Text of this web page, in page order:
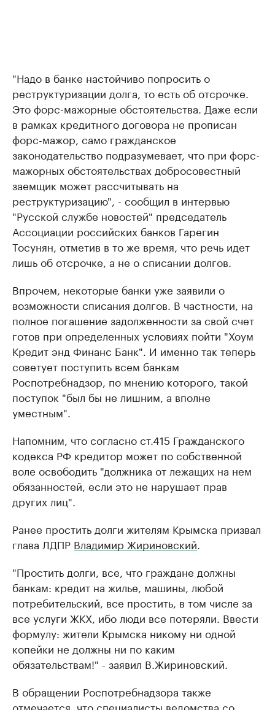
"Надо в банке настойчиво попросить о
реструктуризации долга, то есть об отсрочке.
Это форс-мажорные обстоятельства. Даже если
в рамках кредитного договора не прописан
форс-мажор, само гражданское
законодательство подразумевает, что при форс-
мажорных обстоятельствах добросовестный
заемщик может рассчитывать на
реструктуризацию", - сообщил в интервью
"Русской службе новостей" председатель
Ассоциации российских банков Гарегин
Тосунян, отметив в то же время, что речь идет
лишь об отсрочке, а не о списании долгов.
Впрочем, некоторые банки уже заявили о
возможности списания долгов. В частности, на
полное погашение задолженности за свой счет
готов при определенных условиях пойти "Хоум
Кредит энд Финанс Банк". И именно так теперь
советует поступить всем банкам
Роспотребнадзор, по мнению которого, такой
поступок "был бы не лишним, а вполне
уместным".
Напомним, что согласно ст.415 Гражданского
кодекса РФ кредитор может по собственной
воле освободить "должника от лежащих на нем
обязанностей, если это не нарушает прав
других лиц".
Ранее простить долги жителям Крымска призвал
глава ЛДПР Владимир Жириновский.
"Простить долги, все, что граждане должны
банкам: кредит на жилье, машины, любой
потребительский, все простить, в том числе за
все услуги ЖКХ, ибо люди все потеряли. Ввести
формулу: жители Крымска никому ни одной
копейки не должны ни по каким
обязательствам!" - заявил В.Жириновский.
В обращении Роспотребнадзора также
отмечается, что специалисты ведомства со